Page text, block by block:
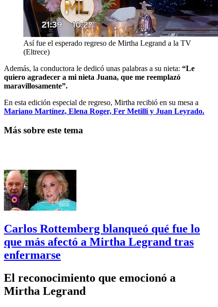
Así fue el esperado regreso de Mirtha Legrand a la TV
(Eltrece)
Además, la conductora le dedicó unas palabras a su nieta: “Le
quiero agradecer a mi nieta Juana, que me reemplazó
maravillosamente”.
En esta edición especial de regreso, Mirtha recibió en su mesa a
Mariano Martínez, Elena Roger, Fer Metilli y Juan Leyrado.
Más sobre este tema
Carlos Rottemberg blanqueó qué fue lo
que más afectó a Mirtha Legrand tras
enfermarse
El reconocimiento que emocionó a
Mirtha Legrand